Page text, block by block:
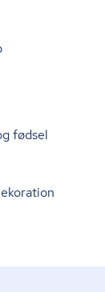
fødsel